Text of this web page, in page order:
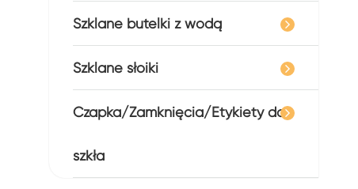
Szklane butelki z wodą
Szklane słoiki
Czapka/Zamknięcia/Etykiety do
szkła